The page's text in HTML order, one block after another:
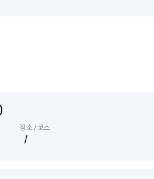
장소 / 코스
/